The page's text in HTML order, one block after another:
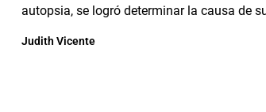
autopsia, se logró determinar la causa de
Judith Vicente